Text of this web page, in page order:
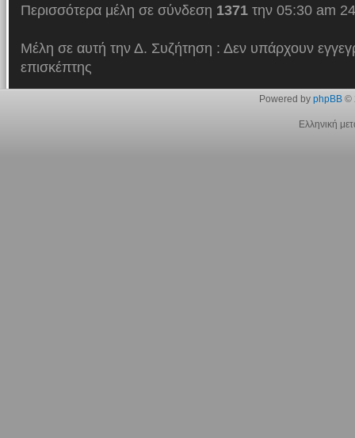
Περισσότερα μέλη σε σύνδεση 1371την 05:30 am
Μέλη σε αυτή την Δ. Συζήτηση : Δεν υπάρχουν
επισκέπτης
Powered by phpBB©
Ελληνική